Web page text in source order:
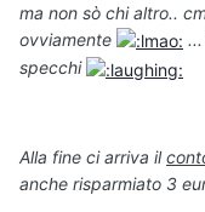
ma non sò chi altro..
ovviamente
specchi
Alla fine ci arriva il
anche risparmiato 3